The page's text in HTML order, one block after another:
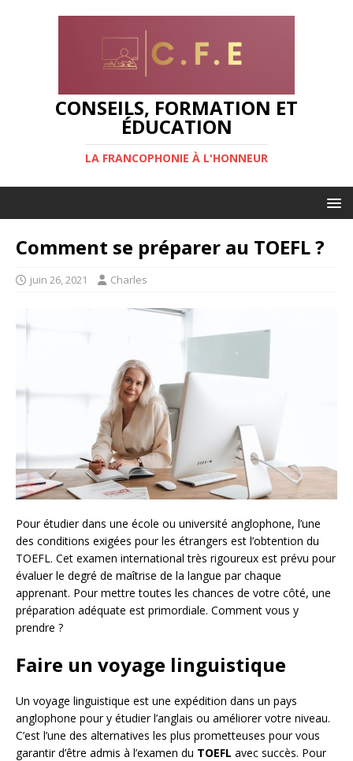
CONSEILS, FORMATION ET
ÉDUCATION
LA FRANCOPHONIE À L'HONNEUR
Comment se préparer au TOEFL ?
juin 26, 2021 Charles
Pour étudier dans une école ou université anglophone, l’une
des conditions exigées pour les étrangers est l’obtention du
TOEFL. Cet examen international très rigoureux est prévu pour
évaluer le degré de maîtrise de la langue par chaque
apprenant. Pour mettre toutes les chances de votre côté, une
préparation adéquate est primordiale. Comment vous y
prendre ?
Faire un voyage linguistique
Un voyage linguistique est une expédition dans un pays
anglophone pour y étudier l’anglais ou améliorer votre niveau.
C’est l’une des alternatives les plus prometteuses pour vous
garantir d’être admis à l’examen du TOEFL avec succès. Pour